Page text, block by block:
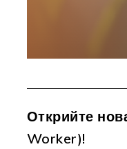
Открийте
Worker)!